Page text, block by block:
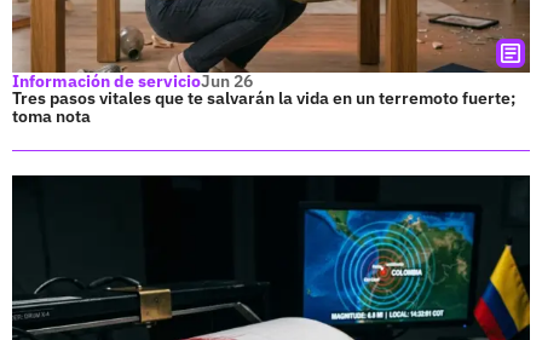
Información de servicioJun 26
Tres pasos vitales que te salvarán la vida en un terremoto fuerte;
toma nota